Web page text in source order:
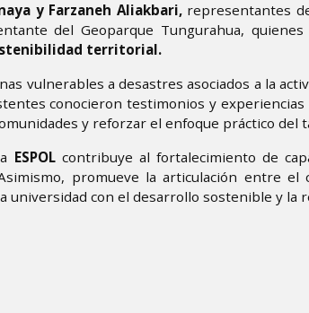
y Farzaneh Aliakbari,representantes de
del Geoparque Tungurahua,
territorial.
vulnerables a desastres asociados a la
conocieron testimonios y experiencias
y reforzar el enfoque práctico del
ESPOL contribuye al fortalecimiento de
promueve la articulación entre el
con el desarrollo sostenible y la